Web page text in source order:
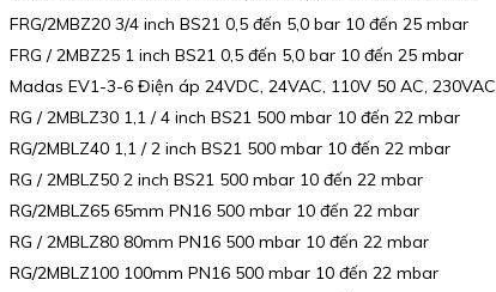
FRG/2MBZ20 3/4 inch BS21 0,5 đến 5,0 bar 10 đến 25 mbar
FRG / 2MBZ25 1 inch BS21 0,5 đến 5,0 bar 10 đến 25 mbar
Madas EV1-3-6 Điện áp 24VDC, 24VAC, 110V 50 AC, 230VAC
RG / 2MBLZ30 1,1 / 4 inch BS21 500 mbar 10 đến 22 mbar
RG/2MBLZ40 1,1 / 2 inch BS21 500 mbar 10 đến 22 mbar
RG / 2MBLZ50 2 inch BS21 500 mbar 10 đến 22 mbar
RG/2MBLZ65 65mm PN16 500 mbar 10 đến 22 mbar
RG / 2MBLZ80 80mm PN16 500 mbar 10 đến 22 mbar
RG/2MBLZ100 100mm PN16 500 mbar 10 đến 22 mbar